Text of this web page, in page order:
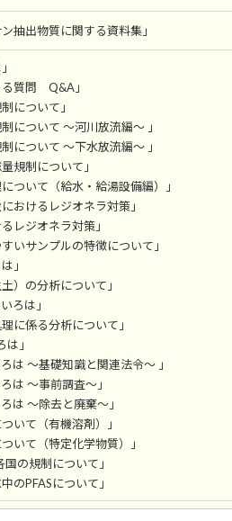
抽出物質に関する資料集」
質問 Q&A」
について」
について ～河川放流編～ 」
について ～下水放流編～ 」
規制について」
ついて（給水・給湯設備編）」
おけるレジオネラ対策」
レジオネラ対策」
いサンプルの特徴について」
」
）の分析について」
ろは」
に係る分析について」
は」
は ～基礎知識と関連法令～ 」
は ～事前調査～」
は ～除去と廃棄～」
いて（有機溶剤）」
いて（特定化学物質）」
国の規制について」
のPFASについて」